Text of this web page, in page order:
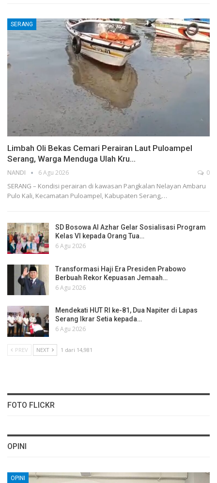
SERANG
Limbah Oli Bekas Cemari Perairan Laut Puloampel
Serang, Warga Menduga Ulah Kru…
NANDI 6 Agu 2026 0
SERANG – Kondisi perairan di kawasan Pangkalan Nelayan Ambaru
Pulo Kali, Kecamatan Puloampel, Kabupaten Serang,…
SD Bosowa Al Azhar Gelar Sosialisasi Program
Kelas VI kepada Orang Tua…
6 Agu 2026
Transformasi Haji Era Presiden Prabowo
Berbuah Rekor Kepuasan Jemaah…
6 Agu 2026
Mendekati HUT RI ke-81, Dua Napiter di Lapas
Serang Ikrar Setia kepada…
6 Agu 2026
PREV NEXT 1 dari 14,981
FOTO FLICKR
OPINI
OPINI